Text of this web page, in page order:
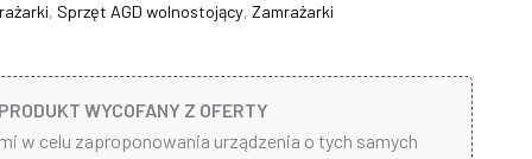
, Sprzęt AGD wolnostojący, Zamrażarki
PRODUKT WYCOFANY Z OFERTY
w celu zaproponowania urządzenia o tych samych